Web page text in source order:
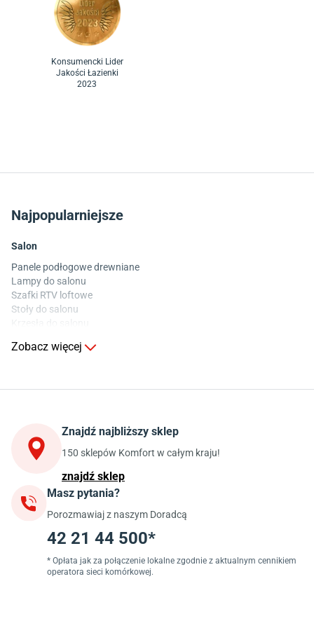
Konsumencki Lider
Jakości Łazienki
2023
Najpopularniejsze
Salon
Panele podłogowe drewniane
Lampy do salonu
Szafki RTV loftowe
Stoły do salonu
Stoły do kuchni
Szafki kuchenne wiszące (górne)
Szafki pod zlewozmywak
Blaty kuchenne laminowane
Jadalnia
Stoły do jadalni
Krzesła do jadalni
Dywany szare
Lampy w stylu loftowym
Lampy wiszące do jadalni
Zobacz więcej
Znajdź najbliższy sklep
150 sklepów Komfort w całym kraju!
znajdź sklep
Masz pytania?
Porozmawiaj z naszym Doradcą
42 21 44 500*
* Opłata jak za połączenie lokalne zgodnie z aktualnym cennikiem
operatora sieci komórkowej.